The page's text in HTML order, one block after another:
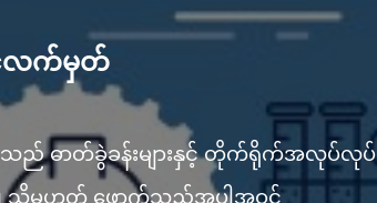
လက်မှတ်
သည် ဓာတ်ခွဲခန်းများနှင့် တိုက်ရိုက်အလုပ်လုပ်
သို့မဟုတ် ဖောက်သည်အပါအဝင်